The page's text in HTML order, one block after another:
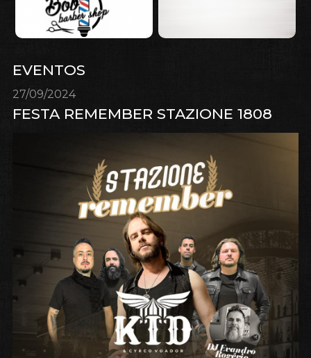
EVENTOS
27/09/2024
FESTA REMEMBER STAZIONE 1808